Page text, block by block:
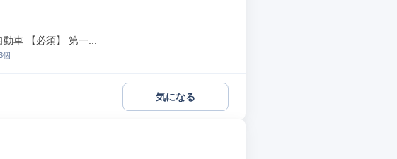
車 【必須】 第一...
個
気になる